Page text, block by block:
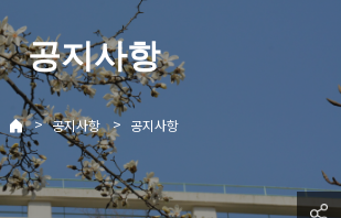
공지사항
> 공지사항 > 공지사항